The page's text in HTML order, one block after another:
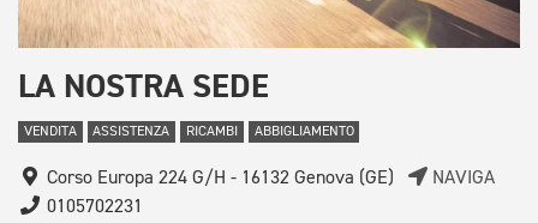
LA NOSTRA SEDE
VENDITA ASSISTENZA RICAMBI ABBIGLIAMENTO
Corso Europa 224 G/H - 16132 Genova (GE)
NAVIGA
0105702231